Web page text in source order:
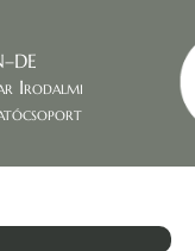
Irodalmi